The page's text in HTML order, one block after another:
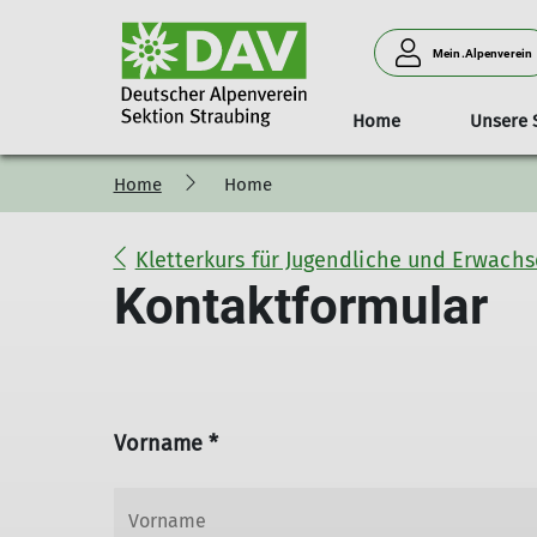
Mein.Alpenverein
Home Unsere
Geschäftsstelle Sektionsführung und
Kurse
Aktuelles/Kurse
Das Haus Zugangswege
Klimaschutz
Tourentipps
Home Home
Kletterkurs für Jugendliche und
Kontaktformular
Vorname *